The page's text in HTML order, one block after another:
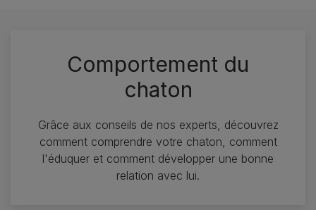
Comportement du
chaton
Grâce aux conseils de nos experts, découvrez
comment comprendre votre chaton, comment
l'éduquer et comment développer une bonne
relation avec lui.